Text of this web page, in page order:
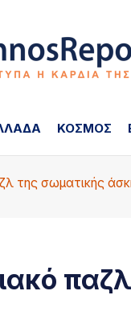
ΚΟΣΜΟΣ
της σωματικής